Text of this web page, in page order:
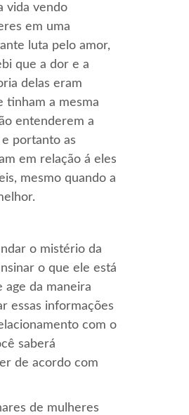
vida vendo
em uma
luta pelo amor,
que a dor e a
delas eram
tinham a mesma
entenderem a
portanto as
em relação á eles
mesmo quando a
o mistério da
o que ele está
age da maneira
essas informações
com o
saberá
de acordo com
de mulheres